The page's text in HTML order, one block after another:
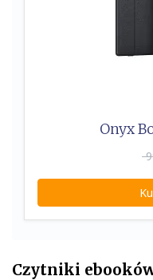
Onyx
Czytniki